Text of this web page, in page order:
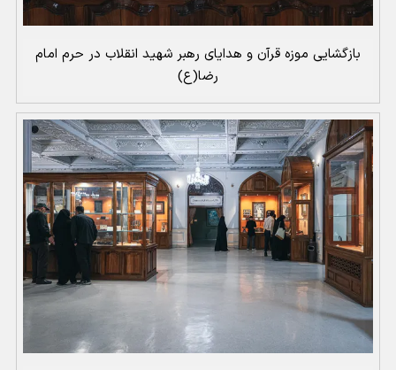
بازگشایی موزه قرآن و هدایای رهبر شهید انقلاب در حرم امام
رضا(ع)